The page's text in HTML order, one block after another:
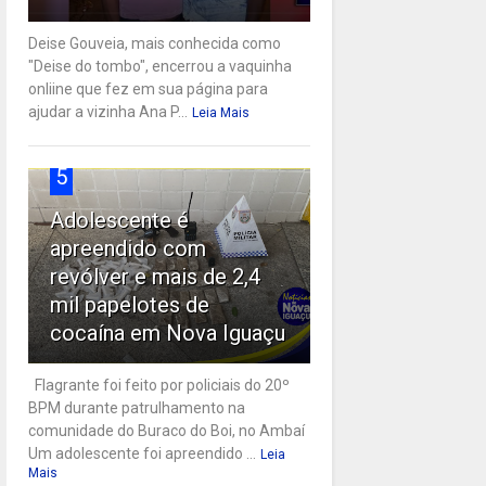
Deise Gouveia, mais conhecida como
"Deise do tombo", encerrou a vaquinha
onliine que fez em sua página para
ajudar a vizinha Ana P...
Leia Mais
5
Adolescente é
apreendido com
revólver e mais de 2,4
mil papelotes de
cocaína em Nova Iguaçu
Flagrante foi feito por policiais do 20º
BPM durante patrulhamento na
comunidade do Buraco do Boi, no Ambaí
Um adolescente foi apreendido ...
Leia
Mais